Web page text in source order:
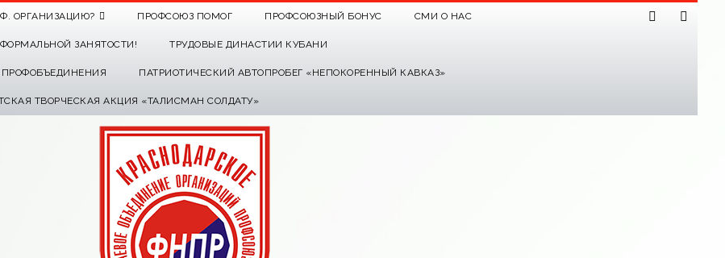
ОРГАНИЗАЦИЮ? ПРОФСОЮЗ ПОМОГ ПРОФСОЮЗНЫЙ БОНУС СМИ О НАС
ЗАНЯТОСТИ! ТРУДОВЫЕ ДИНАСТИИ КУБАНИ
ПРОФОБЪЕДИНЕНИЯ ПАТРИОТИЧЕСКИЙ АВТОПРОБЕГ «НЕПОКОРЕННЫЙ КАВКАЗ»
ТВОРЧЕСКАЯ АКЦИЯ «ТАЛИСМАН СОЛДАТУ»